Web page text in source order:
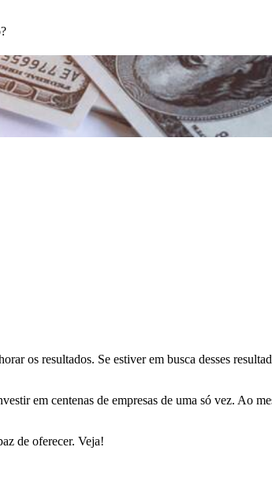
os resultados. Se estiver em busca desses
em centenas de empresas de uma só vez. Ao
de oferecer. Veja!